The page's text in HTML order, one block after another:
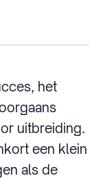
het
uitbreiding.
een klein
als de